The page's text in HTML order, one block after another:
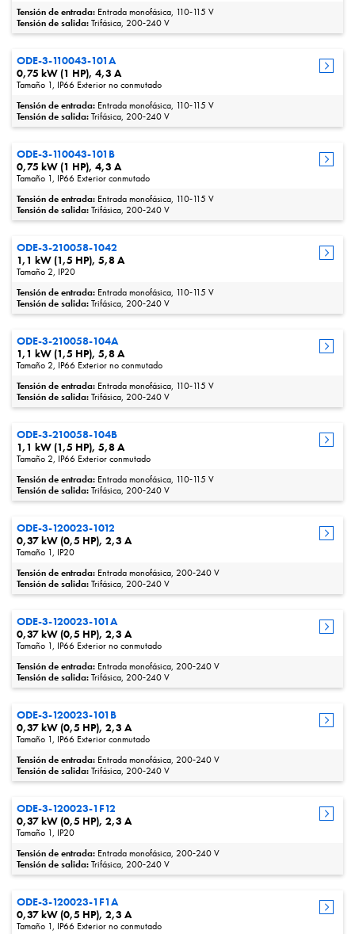
Tensión de entrada: Entrada monofásica, 110‑115 V
Tensión de salida:Trifásica, 200‑240 V
ODE-3-110043-101A
0,75 kW (1 HP), 4,3 A
Tamaño 1, IP66 Exterior no conmutado
Tensión de entrada: Entrada monofásica, 110‑115 V
Tensión de salida:Trifásica, 200‑240 V
ODE-3-110043-101B
0,75 kW (1 HP), 4,3 A
Tamaño 1, IP66 Exterior conmutado
Tensión de entrada: Entrada monofásica, 110‑115 V
Tensión de salida:Trifásica, 200‑240 V
ODE-3-210058-1042
1,1 kW (1,5 HP), 5,8 A
Tamaño 2, IP20
Tensión de entrada: Entrada monofásica, 110‑115 V
Tensión de salida:Trifásica, 200‑240 V
ODE-3-210058-104A
1,1 kW (1,5 HP), 5,8 A
Tamaño 2, IP66 Exterior no conmutado
Tensión de entrada: Entrada monofásica, 110‑115 V
Tensión de salida:Trifásica, 200‑240 V
ODE-3-210058-104B
1,1 kW (1,5 HP), 5,8 A
Tamaño 2, IP66 Exterior conmutado
Tensión de entrada: Entrada monofásica, 110‑115 V
Tensión de salida:Trifásica, 200‑240 V
ODE-3-120023-1012
0,37 kW (0,5 HP), 2,3 A
Tamaño 1, IP20
Tensión de entrada: Entrada monofásica, 200‑240 V
Tensión de salida:Trifásica, 200‑240 V
ODE-3-120023-101A
0,37 kW (0,5 HP), 2,3 A
Tamaño 1, IP66 Exterior no conmutado
Tensión de entrada: Entrada monofásica, 200‑240 V
Tensión de salida:Trifásica, 200‑240 V
ODE-3-120023-101B
0,37 kW (0,5 HP), 2,3 A
Tamaño 1, IP66 Exterior conmutado
Tensión de entrada: Entrada monofásica, 200‑240 V
Tensión de salida:Trifásica, 200‑240 V
ODE-3-120023-1F12
0,37 kW (0,5 HP), 2,3 A
Tamaño 1, IP20
Tensión de entrada: Entrada monofásica, 200‑240 V
Tensión de salida:Trifásica, 200‑240 V
ODE-3-120023-1F1A
0,37 kW (0,5 HP), 2,3 A
Tamaño 1, IP66 Exterior no conmutado